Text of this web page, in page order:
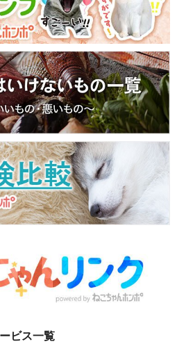
ビス一覧